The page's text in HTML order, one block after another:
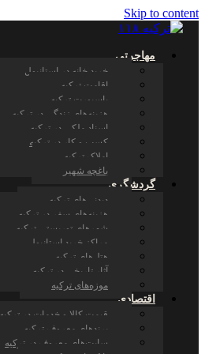
Skip to content
مهاجرتی
خرید خانه در استانبول
اقامت ترکیه
پاسپورت ترکیه
هزینه‌های زندگی در ترکیه
اسناد ملکی در ترکیه
کسب و کار در ترکیه
املاک ترکیه
باغچه شهیر
گردشگری
دیدنی‌های ترکیه
هزینه‌های سفر در ترکیه
شهرهای توریستی ترکیه
مراکز خرید استانبول
هتل‌های ترکیه
آثار تاریخی در ترکیه
موزه‌های ترکیه
اقتصادی
قیمت کالا و خدمات در ترکیه
برندهای معروف ترکیه
سایت‌های معروف در ترکیه